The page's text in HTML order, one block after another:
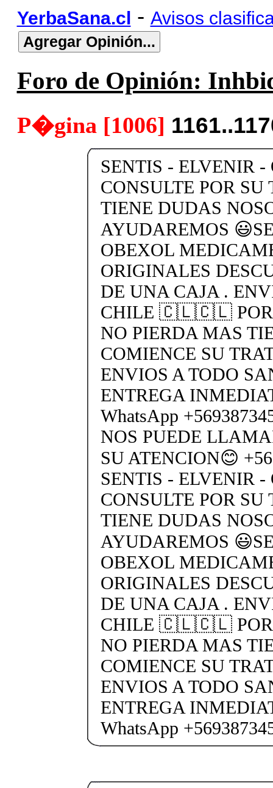
YerbaSana.cl - Avisos
Foro de Opinión:
P�gina [1006]
SENTIS - ELVENIR
CONSULTE POR
TIENE DUDAS
AYUDAREMOS
OBEXOL
ORIGINALES
DE UNA CAJA .
CHILE 🇨🇱🇨🇱 POR
NO PIERDA MAS
COMIENCE SU
ENVIOS A TODO
ENTREGA
WhatsApp
NOS PUEDE
SU ATENCION😊
SENTIS - ELVENIR -
CONSULTE POR
TIENE DUDAS
AYUDAREMOS
OBEXOL
ORIGINALES
DE UNA CAJA .
CHILE 🇨🇱🇨🇱 POR
NO PIERDA MAS
COMIENCE SU
ENVIOS A TODO
ENTREGA
WhatsApp